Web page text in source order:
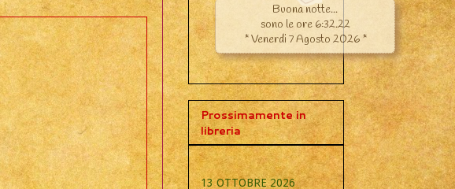
Prossimamente in
libreria
13 OTTOBRE 2026